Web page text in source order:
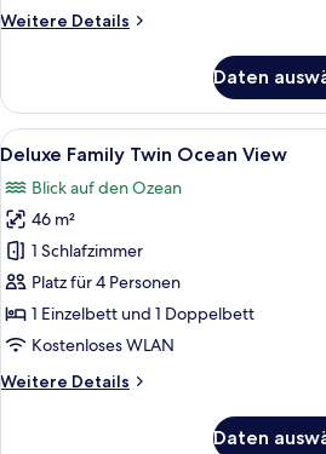
Weitere Details
Weitere
Family
Twin
Daten
Alle
Fotos
für
Deluxe
Family
Twin
Ocean
View
Ein
5
Deluxe Family Twin Ocean View
Blick auf den Ozean
46 m²
1 Schlafzimmer
Platz für 4 Personen
1 Einzelbett und 1 Doppelbett
Kostenloses WLAN
Weitere Details
Weitere
Daten